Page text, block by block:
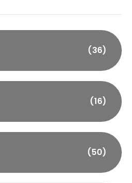
(36)
(16)
(50)